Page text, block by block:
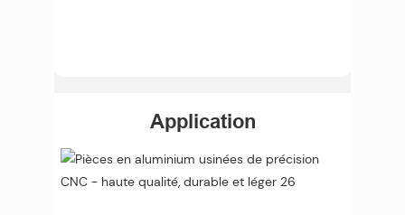
Application